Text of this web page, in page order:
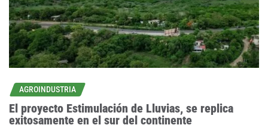
AGROINDUSTRIA
El proyecto Estimulación de Lluvias, se replica
exitosamente en el sur del continente